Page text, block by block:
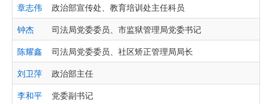
章志伟
政治部宣传处、教育培训处主任科员
钟杰
司法局党委委员、市监狱管理局党委书记
陈耀鑫
司法局党委委员、社区矫正管理局局长
刘卫萍
政治部主任
李和平
党委副书记